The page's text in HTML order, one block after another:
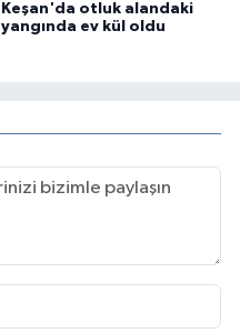
Keşan'da otluk alandaki
yangında ev kül oldu